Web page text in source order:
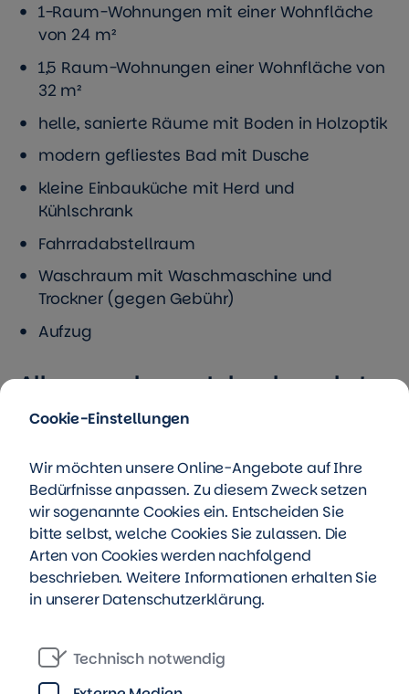
1-Raum-Wohnungen mit einer Wohnfläche
von 24 m²
1,5 Raum-Wohnungen einer Wohnfläche von
32 m²
helle, sanierte Räume mit Boden in Holzoptik
modern gefliestes Bad mit Dusche
kleine Einbauküche mit Herd und
Kühlschrank
Fahrradabstellraum
Waschraum mit Waschmaschine und
Trockner (gegen Gebühr)
Aufzug
Alles, was du zum Leben brauchst:
Das Hochhaus befindet sich im
Katharinenviertel, nur ein Katzensprung vom
kreisrunden Stadtzentrum entfernt. Zur
Hochschule ist es nur ein kurzer Weg und mit
dem Rad bist du gut unterwegs. Du hast es
nicht weit zum Bahnhof und einkaufen kannst
du in unmittelbarer Nähe. Es gibt Cafés,
Restaurants und – für deine Einrichtungsideen
Unser Tipp: Begrüßungsgeld
Cookie-Einstellungen
Wir möchten unsere Online-Angebote auf Ihre
Bedürfnisse anpassen. Zu diesem Zweck setzen
wir sogenannte Cookies ein. Entscheiden Sie
bitte selbst, welche Cookies Sie zulassen. Die
Arten von Cookies werden nachfolgend
beschrieben. Weitere Informationen erhalten Sie
in unsererDatenschutzerklärung.
Technisch notwendig